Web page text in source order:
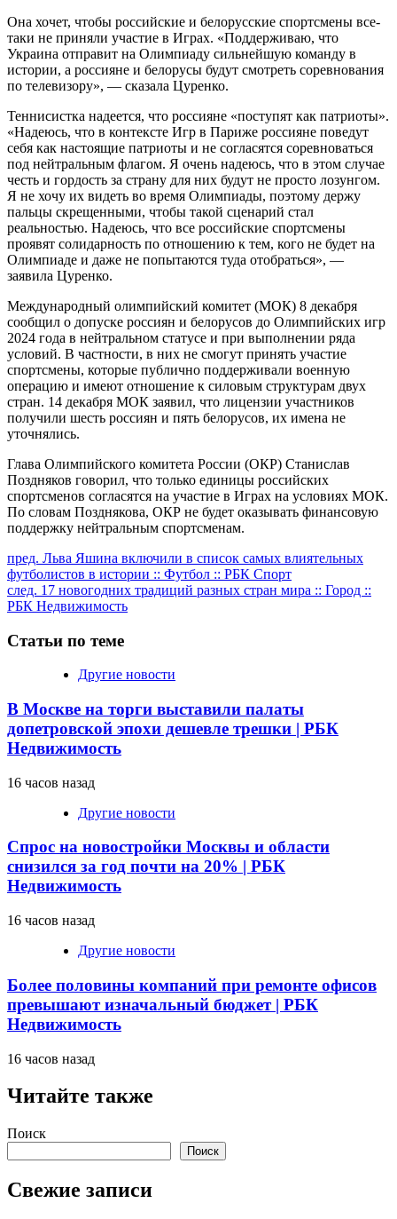
Она хочет, чтобы российские и белорусские спортсмены все-
таки не приняли участие в Играх. «Поддерживаю, что
Украина отправит на Олимпиаду сильнейшую команду в
истории, а россияне и белорусы будут смотреть соревнования
по телевизору», — сказала Цуренко.
Теннисистка надеется, что россияне «поступят как патриоты».
«Надеюсь, что в контексте Игр в Париже россияне поведут
себя как настоящие патриоты и не согласятся соревноваться
под нейтральным флагом. Я очень надеюсь, что в этом случае
честь и гордость за страну для них будут не просто лозунгом.
Я не хочу их видеть во время Олимпиады, поэтому держу
пальцы скрещенными, чтобы такой сценарий стал
реальностью. Надеюсь, что все российские спортсмены
проявят солидарность по отношению к тем, кого не будет на
Олимпиаде и даже не попытаются туда отобраться», —
заявила Цуренко.
Международный олимпийский комитет (МОК) 8 декабря
сообщил о допуске россиян и белорусов до Олимпийских игр
2024 года в нейтральном статусе и при выполнении ряда
условий. В частности, в них не смогут принять участие
спортсмены, которые публично поддерживали военную
операцию и имеют отношение к силовым структурам двух
стран. 14 декабря МОК заявил, что лицензии участников
получили шесть россиян и пять белорусов, их имена не
уточнялись.
Глава Олимпийского комитета России (ОКР) Станислав
Поздняков говорил, что только единицы российских
спортсменов согласятся на участие в Играх на условиях МОК.
По словам Позднякова, ОКР не будет оказывать финансовую
поддержку нейтральным спортсменам.
Продолжить
чтение
пред. Льва Яшина включили в список самых влиятельных
футболистов в истории :: Футбол :: РБК Спорт
след. 17 новогодних традиций разных стран мира :: Город ::
РБК Недвижимость
Статьи по теме
Другие новости
В Москве на торги выставили палаты
допетровской эпохи дешевле трешки | РБК
Недвижимость
16 часов назад
Другие новости
Спрос на новостройки Москвы и области
снизился за год почти на 20% | РБК
Недвижимость
16 часов назад
Другие новости
Более половины компаний при ремонте офисов
превышают изначальный бюджет | РБК
Недвижимость
16 часов назад
Читайте также
Поиск
Поиск
Свежие записи